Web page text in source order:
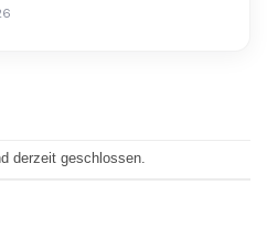
derzeit geschlossen.